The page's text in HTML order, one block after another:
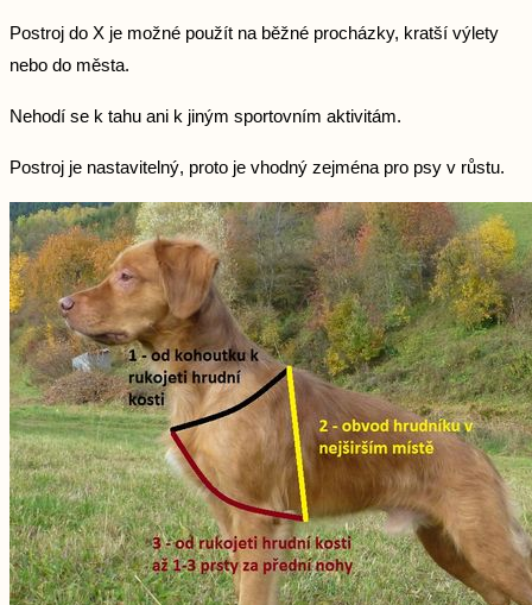
Postroj do X je možné použít na běžné procházky, kratší výlety
nebo do města.
Nehodí se k tahu ani k jiným sportovním aktivitám.
Postroj je nastavitelný, proto je vhodný zejména pro psy v růstu.